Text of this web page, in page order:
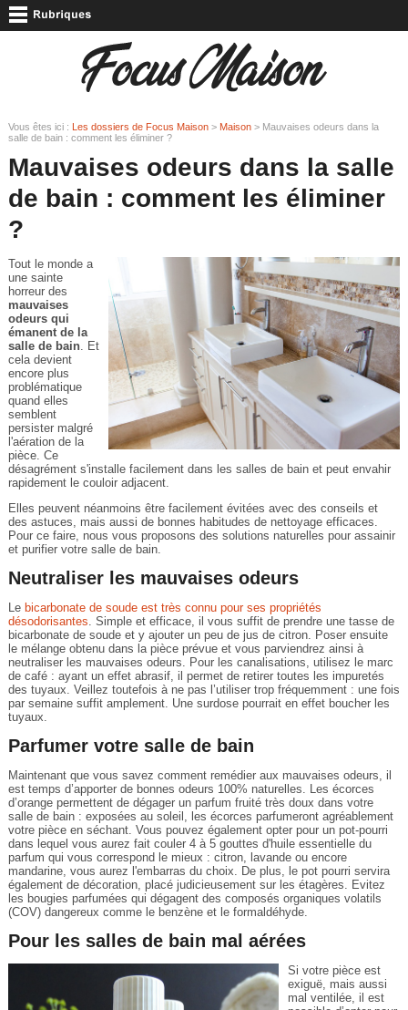
Vous êtes ici : Les dossiers de Focus Maison> Maison> Mauvaises odeurs dans la
salle de bain : comment les éliminer ?
Mauvaises odeurs dans la salle
de bain : comment les éliminer
?
Tout le monde a
une sainte
horreur des
mauvaises
odeurs qui
émanent de la
salle de bain. Et
cela devient
encore plus
problématique
quand elles
semblent
persister malgré
l'aération de la
pièce. Ce
désagrément s'installe facilement dans les salles de bain et peut envahir
rapidement le couloir adjacent.
Elles peuvent néanmoins être facilement évitées avec des conseils et
des astuces, mais aussi de bonnes habitudes de nettoyage efficaces.
Pour ce faire, nous vous proposons des solutions naturelles pour assainir
et purifier votre salle de bain.
Neutraliser les mauvaises odeurs
Le bicarbonate de soude est très connu pour ses propriétés
désodorisantes. Simple et efficace, il vous suffit de prendre une tasse de
bicarbonate de soude et y ajouter un peu de jus de citron. Poser ensuite
le mélange obtenu dans la pièce prévue et vous parviendrez ainsi à
neutraliser les mauvaises odeurs. Pour les canalisations, utilisez le marc
de café : ayant un effet abrasif, il permet de retirer toutes les impuretés
des tuyaux. Veillez toutefois à ne pas l’utiliser trop fréquemment : une fois
par semaine suffit amplement. Une surdose pourrait en effet boucher les
tuyaux.
Parfumer votre salle de bain
Maintenant que vous savez comment remédier aux mauvaises odeurs, il
est temps d’apporter de bonnes odeurs 100% naturelles. Les écorces
d’orange permettent de dégager un parfum fruité très doux dans votre
salle de bain : exposées au soleil, les écorces parfumeront agréablement
votre pièce en séchant. Vous pouvez également opter pour un pot-pourri
dans lequel vous aurez fait couler 4 à 5 gouttes d'huile essentielle du
parfum qui vous correspond le mieux : citron, lavande ou encore
mandarine, vous aurez l'embarras du choix. De plus, le pot pourri servira
également de décoration, placé judicieusement sur les étagères. Evitez
les bougies parfumées qui dégagent des composés organiques volatils
(COV) dangereux comme le benzène et le formaldéhyde.
Pour les salles de bain mal aérées
Si votre pièce est
exiguë, mais aussi
mal ventilée, il est